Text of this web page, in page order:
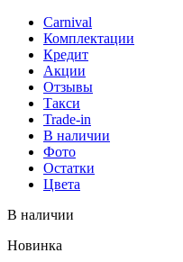
Carnival
Комплектации
Кредит
Акции
Отзывы
Такси
Trade-in
В наличии
Фото
Остатки
Цвета
В наличии
Новинка